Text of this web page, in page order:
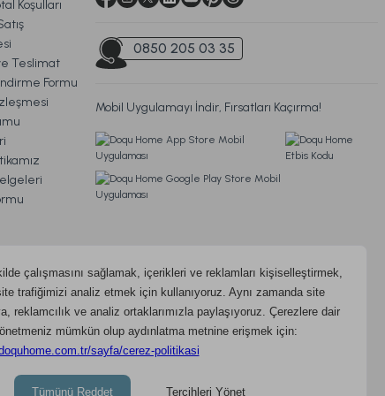
Yastık 46 x 70 cm
TL
Ücretsiz Kargo
Bebek - Beyaz
Ücretsiz Kargo
Koşulları
Teslimat
Formu
Metni
0850 205 03 35
Mobil Uygulamayı İndir, Fırsatları Kaçırma!